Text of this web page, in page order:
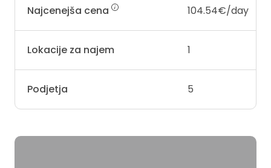
Najcenejša cena 104.54€/day
Lokacije za najem 1
Podjetja 5